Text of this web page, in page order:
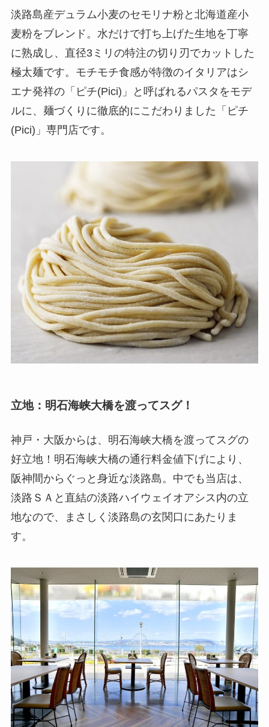
淡路島産デュラム小麦のセモリナ粉と北海道産小
麦粉をブレンド。水だけで打ち上げた生地を丁寧
に熟成し、直径3ミリの特注の切り刃でカットした
極太麺です。モチモチ食感が特徴のイタリアはシ
エナ発祥の「ピチ(Pici)」と呼ばれるパスタをモデ
ルに、麺づくりに徹底的にこだわりました「ピチ
(Pici)」専門店です。
立地：明石海峡大橋を渡ってスグ！
神戸・大阪からは、明石海峡大橋を渡ってスグの
好立地！明石海峡大橋の通行料金値下げにより、
阪神間からぐっと身近な淡路島。中でも当店は、
淡路ＳＡと直結の淡路ハイウェイオアシス内の立
地なので、まさしく淡路島の玄関口にあたりま
す。